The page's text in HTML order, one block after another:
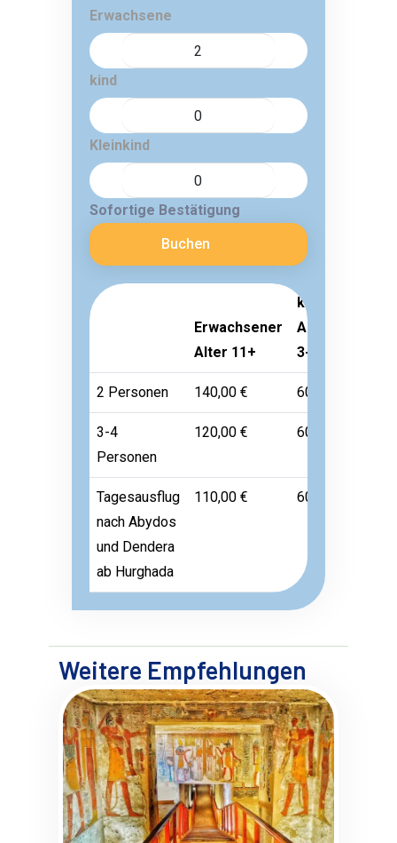
Erwachsene
kind
Kleinkind
Sofortige Bestätigung
Buchen
Erwachsener
Alter 11+
kind
Alter
3-10
2 Personen 140,00 € 60,00 €
3-4
Personen
120,00 € 60,00 €
Tagesausflug
nach Abydos
und Dendera
ab Hurghada
110,00 € 60,00 €
Weitere Empfehlungen